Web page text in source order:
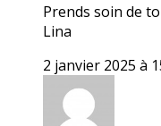
Prends soin de
Lina
2 janvier 2025 à